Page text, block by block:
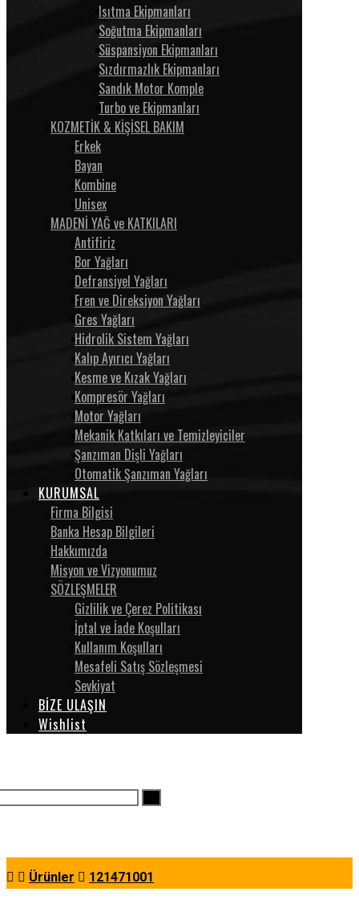
Isıtma Ekipmanları
Soğutma Ekipmanları
Süspansiyon Ekipmanları
Sızdırmazlık Ekipmanları
Sandık Motor Komple
Turbo ve Ekipmanları
KOZMETİK & KİŞİSEL BAKIM
Erkek
Bayan
Kombine
Unisex
MADENİ YAĞ ve KATKILARI
Antifiriz
Bor Yağları
Defransiyel Yağları
Fren ve Direksiyon Yağları
Gres Yağları
Hidrolik Sistem Yağları
Kalıp Ayırıcı Yağları
Kesme ve Kızak Yağları
Kompresör Yağları
Motor Yağları
Mekanik Katkıları ve Temizleyiciler
Şanzıman Dişli Yağları
Otomatik Şanzıman Yağları
KURUMSAL
Firma Bilgisi
Banka Hesap Bilgileri
Hakkımızda
Misyon ve Vizyonumuz
SÖZLEŞMELER
Gizlilik ve Çerez Politikası
İptal ve İade Koşulları
Kullanım Koşulları
Mesafeli Satış Sözleşmesi
Sevkiyat
BİZE ULAŞIN
Wishlist
Ürünler 121471001